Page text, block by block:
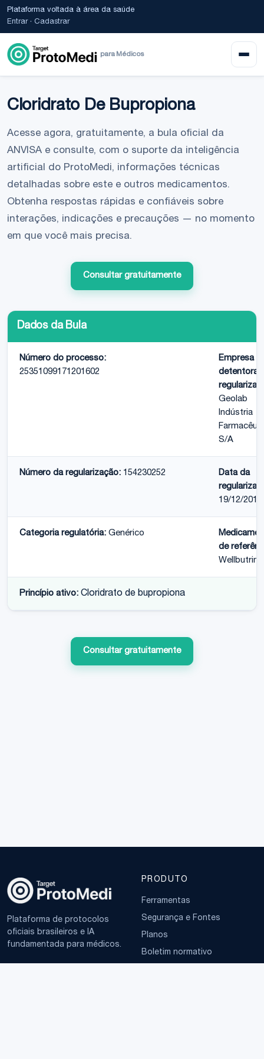
Plataforma voltada à área da saúde
Entrar· Cadastrar
para Médicos
Cloridrato De Bupropiona
Acesse agora, gratuitamente, a bula oficial da
ANVISA e consulte, com o suporte da inteligência
artificial do ProtoMedi, informações técnicas
detalhadas sobre este e outros medicamentos.
Obtenha respostas rápidas e confiáveis sobre
interações, indicações e precauções — no momento
em que você mais precisa.
Consultar gratuitamente
Dados da Bula
Número do processo:
25351099171201602
Empresa
detentora
Geolab
Indústria
S/A
Número da regularização: 154230252
Data da
19/12/2016
Categoria regulatória: Genérico
de
Wellbutrin
Princípio ativo: Cloridrato de bupropiona
Consultar gratuitamente
Plataforma de protocolos
oficiais brasileiros e IA
fundamentada para médicos.
PRODUTO
Ferramentas
Segurança e Fontes
Planos
Boletim normativo